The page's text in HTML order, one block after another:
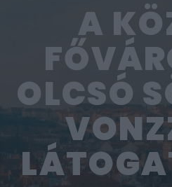
A
OLCSÓ